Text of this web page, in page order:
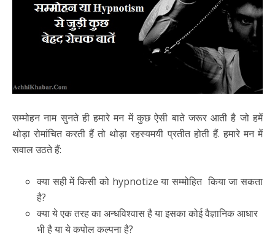
सम्मोहन नाम सुनते ही हमारे मन में कुछ ऐसी बाते जरूर आती है जो हमें
थोड़ा रोमांचित करती हैं तो थोड़ा रहस्यमयी प्रतीत होती हैं. हमारे मन में
सवाल उठते हैं:
क्या सही में किसी को hypnotize या सम्मोहित किया जा सकता
है?
क्या ये एक तरह का अन्धविश्वास है या इसका कोई वैज्ञानिक आधार
भी है या ये कपोल कल्पना है?